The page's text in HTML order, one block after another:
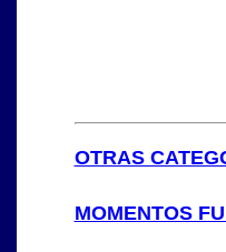
OTRAS
MOMENTOS